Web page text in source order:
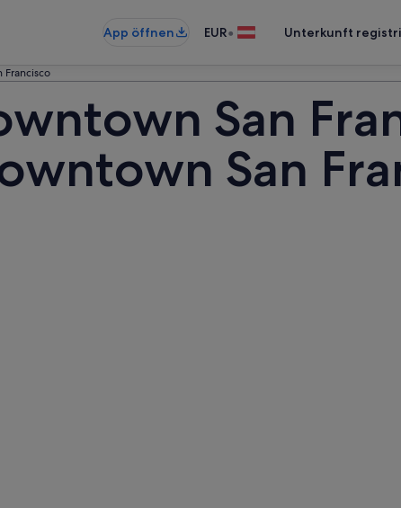
App öffnen EUR• Unterkunft
Francisco
San
San